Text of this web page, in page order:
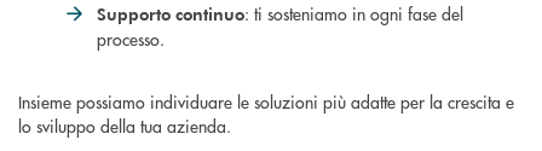
Supporto continuo: ti sosteniamo in ogni fase del
processo.
Insieme possiamo individuare le soluzioni più adatte per la crescita e
lo sviluppo della tua azienda.